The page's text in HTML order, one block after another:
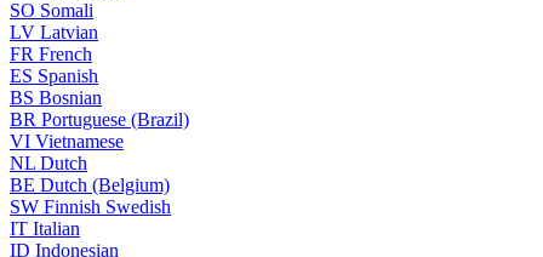
SO Somali
LV Latvian
FR French
ES Spanish
BS Bosnian
BR Portuguese (Brazil)
VI Vietnamese
NL Dutch
BE Dutch (Belgium)
SW Finnish Swedish
IT Italian
ID Indonesian